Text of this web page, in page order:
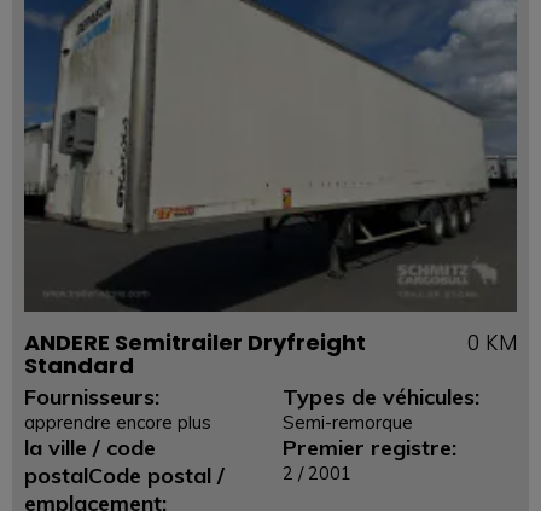
ANDERE Semitrailer Dryfreight
Standard
0 KM
Fournisseurs:
apprendre encore plus
la ville / code
postalCode postal /
emplacement:
Types de véhicules:
Semi-remorque
Premier registre:
2 / 2001